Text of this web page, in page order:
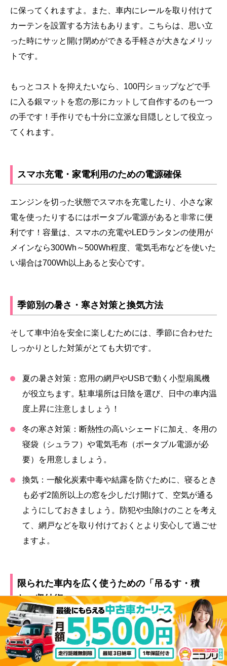
に保ってくれますよ。また、車内にレールを取り付けて
カーテンを設置する方法もあります。こちらは、思い立
った時にサッと開け閉めができる手軽さが大きなメリッ
トです。
もっとコストを抑えたいなら、100円ショップなどで手
に入る銀マットを窓の形にカットして自作するのも一つ
の手です！手作りでも十分に立派な目隠しとして役立っ
てくれます。
スマホ充電・家電利用のための電源確保
エンジンを切った状態でスマホを充電したり、小さな家
電を使ったりするにはポータブル電源があると非常に便
利です！容量は、スマホの充電やLEDランタンの使用が
メインなら300Wh～500Wh程度、電気毛布などを使いた
い場合は700Wh以上あると安心です。
季節別の暑さ・寒さ対策と換気方法
そして車中泊を安全に楽しむためには、季節に合わせた
しっかりとした対策がとても大切です。
夏の暑さ対策： 窓用の網戸やUSBで動く小型扇風機
が役立ちます。駐車場所は日陰を選び、日中の車内温
度上昇に注意しましょう！
冬の寒さ対策： 断熱性の高いシェードに加え、冬用の
寝袋（シュラフ）や電気毛布（ポータブル電源が必
要）を用意しましょう。
換気： 一酸化炭素中毒や結露を防ぐために、寝るとき
も必ず2箇所以上の窓を少しだけ開けて、空気が通る
ようにしておきましょう。防犯や虫除けのことを考え
て、網戸などを取り付けておくとより安心して過ごせ
ますよ。
限られた車内を広く使うための「吊るす・積
む」収納術
限られたスペースをより有効に使うために、便利な収納
グッズも揃えておきたいですよね。